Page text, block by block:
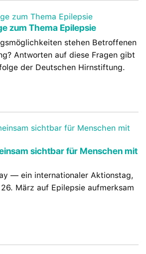
zum Thema Epilepsie
stehen Betroffenen
Antworten auf diese Fragen gibt
der Deutschen Hirnstiftung.
sichtbar für Menschen mit
— ein internationaler Aktionstag,
März auf Epilepsie aufmerksam